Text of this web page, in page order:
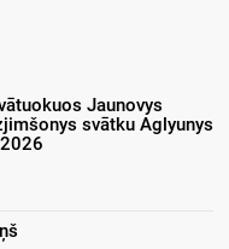
Jaunovys
svātku Aglyunys